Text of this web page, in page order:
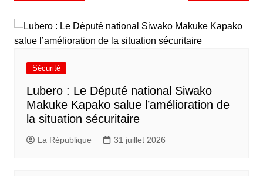
Sécurité
Lubero : Le Député national Siwako
Makuke Kapako salue l’amélioration de
la situation sécuritaire
La République 31 juillet 2026